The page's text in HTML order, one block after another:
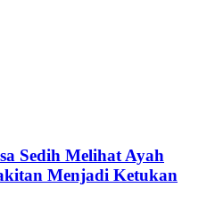
Sedih Melihat Ayah
Menjadi Ketukan